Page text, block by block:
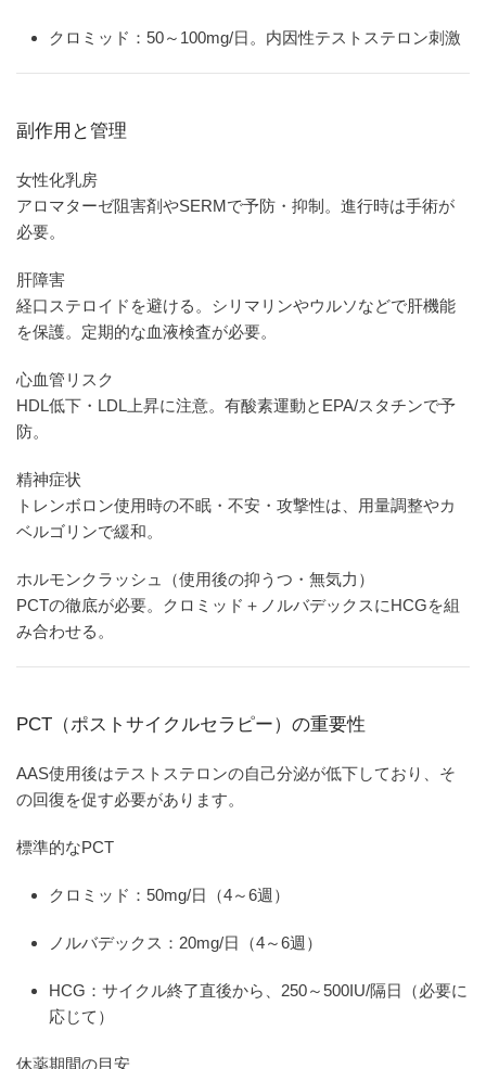
クロミッド：50～100mg/日。内因性テストステロン刺激
副作用と管理
女性化乳房
アロマターゼ阻害剤やSERMで予防・抑制。進行時は手術が
必要。
肝障害
経口ステロイドを避ける。シリマリンやウルソなどで肝機能
を保護。定期的な血液検査が必要。
心血管リスク
HDL低下・LDL上昇に注意。有酸素運動とEPA/スタチンで予
防。
精神症状
トレンボロン使用時の不眠・不安・攻撃性は、用量調整やカ
ベルゴリンで緩和。
ホルモンクラッシュ（使用後の抑うつ・無気力）
PCTの徹底が必要。クロミッド＋ノルバデックスにHCGを組
み合わせる。
PCT（ポストサイクルセラピー）の重要性
AAS使用後はテストステロンの自己分泌が低下しており、そ
の回復を促す必要があります。
標準的なPCT
クロミッド：50mg/日（4～6週）
ノルバデックス：20mg/日（4～6週）
HCG：サイクル終了直後から、250～500IU/隔日（必要に
応じて）
休薬期間の目安